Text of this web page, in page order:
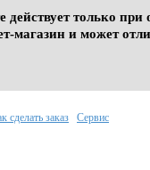
действует только при
магазин и может
сделать заказ Сервис